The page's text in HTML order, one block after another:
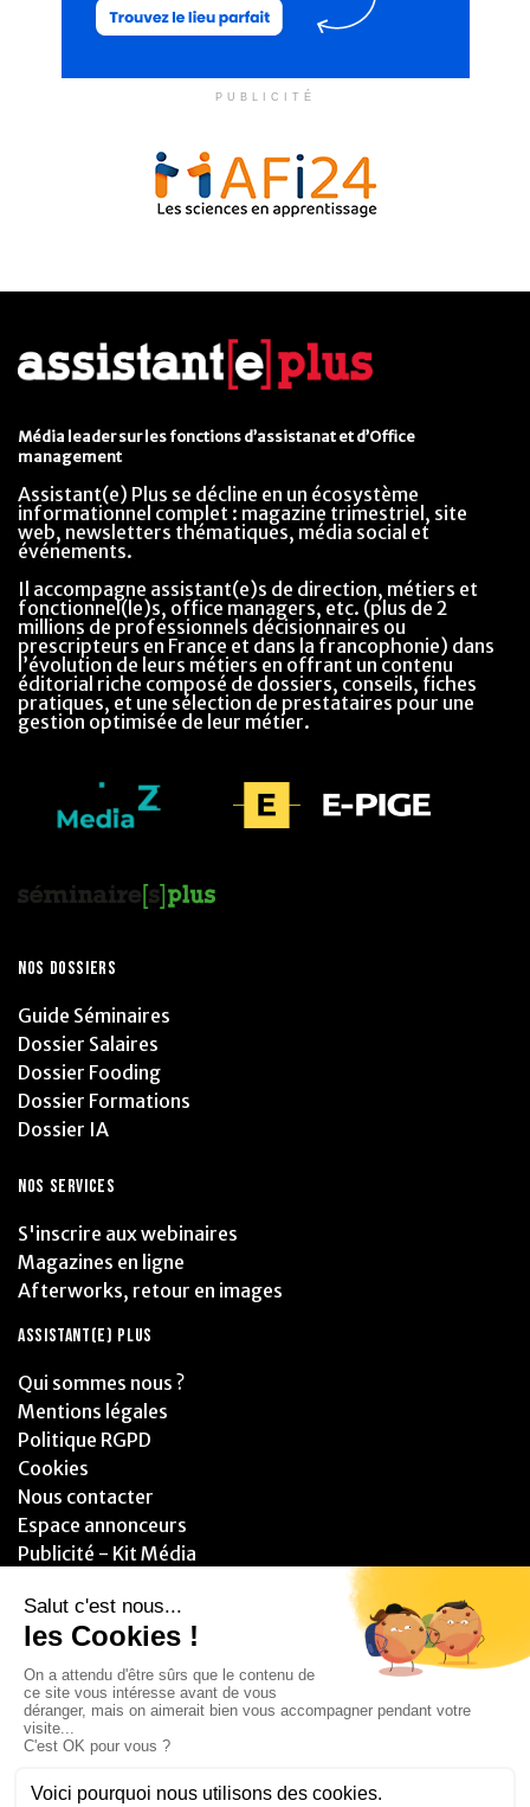
PUBLICITÉ
Média leader sur les fonctions d’assistanat et d’Office
management
Assistant(e) Plus se décline en un écosystème
informationnel complet : magazine trimestriel, site
web, newsletters thématiques, média social et
événements.
Il accompagne assistant(e)s de direction, métiers et
fonctionnel(le)s, office managers, etc. (plus de 2
millions de professionnels décisionnaires ou
prescripteurs en France et dans la francophonie) dans
l’évolution de leurs métiers en offrant un contenu
éditorial riche composé de dossiers, conseils, fiches
pratiques, et une sélection de prestataires pour une
gestion optimisée de leur métier.
NOS DOSSIERS
Guide Séminaires
Dossier Salaires
Dossier Fooding
Dossier Formations
Dossier IA
NOS SERVICES
S'inscrire aux webinaires
Magazines en ligne
Afterworks, retour en images
ASSISTANT(E) PLUS
Qui sommes nous ?
Mentions légales
Politique RGPD
Cookies
Nous contacter
Espace annonceurs
Publicité - Kit Média
PARTENAIRES